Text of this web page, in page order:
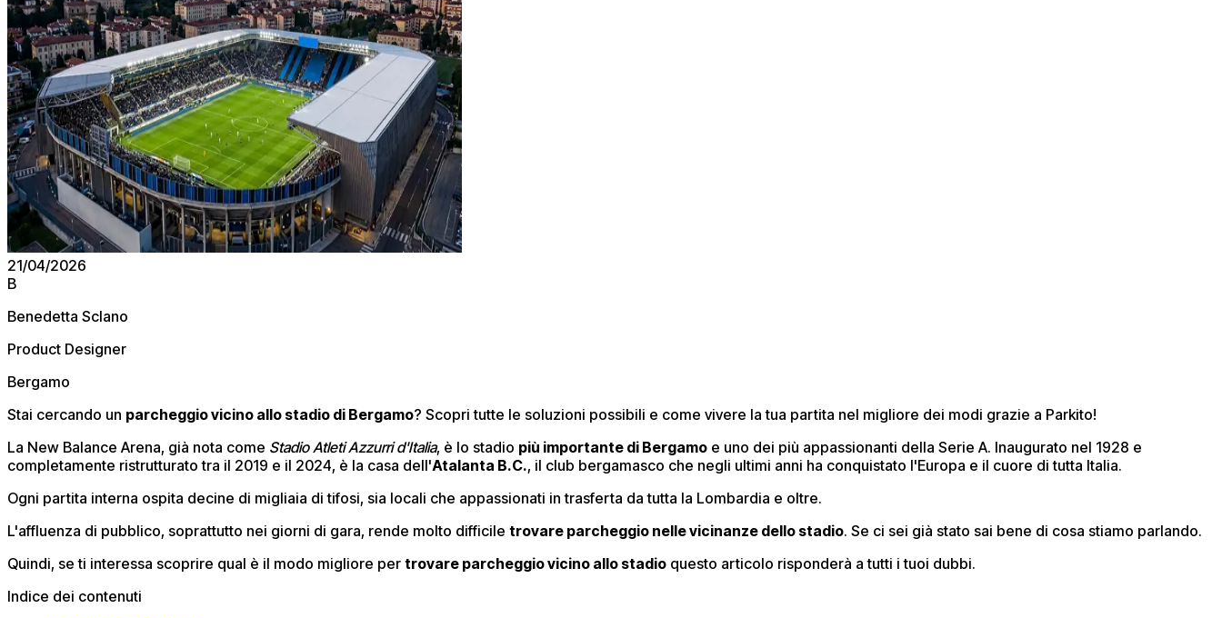
21/04/2026
B
Benedetta Sclano
Product Designer
Bergamo
Stai cercando un parcheggio vicino allo stadio di Bergamo? Scopri tutte le soluzioni possibili e come vivere la tua partita nel migliore dei modi grazie a Parkito!
La New Balance Arena, già nota come Stadio Atleti Azzurri d'Italia, è lo stadio più importante di Bergamo e uno dei più appassionanti della Serie A. Inaugurato nel 1928 e
completamente ristrutturato tra il 2019 e il 2024, è la casa dell'Atalanta B.C., il club bergamasco che negli ultimi anni ha conquistato l'Europa e il cuore di tutta Italia.
Ogni partita interna ospita decine di migliaia di tifosi, sia locali che appassionati in trasferta da tutta la Lombardia e oltre.
L'affluenza di pubblico, soprattutto nei giorni di gara, rende molto difficile trovare parcheggio nelle vicinanze dello stadio. Se ci sei già stato sai bene di cosa stiamo parlando.
Quindi, se ti interessa scoprire qual è il modo migliore per trovare parcheggio vicino allo stadio questo articolo risponderà a tutti i tuoi dubbi.
Indice dei contenuti